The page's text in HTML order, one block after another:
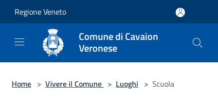
Regione Veneto
Comune di Cavaion
Veronese
Home > Vivere il Comune > Luoghi > Scuola